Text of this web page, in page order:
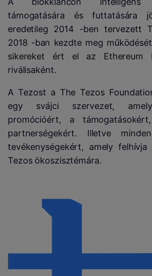
támogatására és futtatására
eredetileg 2014 -ben tervezett
2018 -ban kezdte meg
sikereket ért el az Ethereum
riválisaként.
A Tezost a The Tezos
egy svájci szervezet,
promócióért, a
partnerségekért. Illetve
tevékenységekért, amely
Tezos ökoszisztémára.